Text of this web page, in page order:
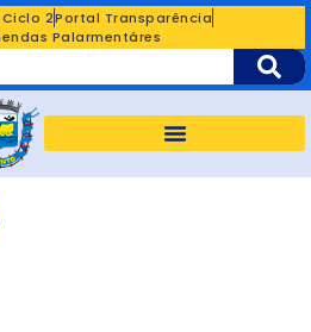
2Portal Transparência
Palarmentáres